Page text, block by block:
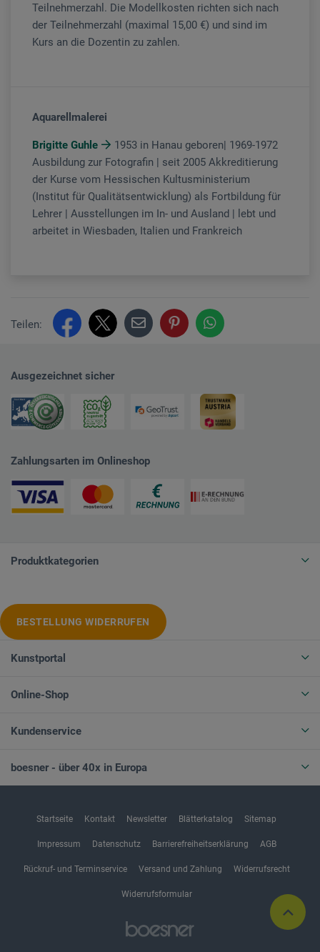
Teilnehmerzahl. Die Modellkosten richten sich nach
der Teilnehmerzahl (maximal 15,00 €) und sind im
Kurs an die Dozentin zu zahlen.
Aquarellmalerei
Brigitte Guhle
1953 in Hanau geboren| 1969-1972
Ausbildung zur Fotografin | seit 2005 Akkreditierung
der Kurse vom Hessischen Kultusministerium
(Institut für Qualitätsentwicklung) als Fortbildung für
Lehrer | Ausstellungen im In- und Ausland | lebt und
arbeitet in Wiesbaden, Italien und Frankreich
Teilen:
Ausgezeichnet sicher
Zahlungsarten im Onlineshop
Produktkategorien
BESTELLUNG WIDERRUFEN
Kunstportal
Online-Shop
Kundenservice
boesner - über 40x in Europa
Startseite Kontakt Newsletter Blätterkatalog Sitemap
Impressum Datenschutz Barrierefreiheitserklärung AGB
Rückruf- und Terminservice Versand und Zahlung Widerrufsrecht
Widerrufsformular